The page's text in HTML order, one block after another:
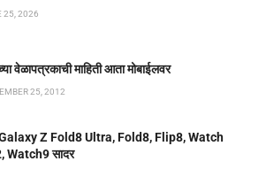
25, 2026
वेळापत्रकाची माहिती आता मोबाईलवर
25, 2012
Z Fold8 Ultra, Fold8, Flip8, Watch
Watch9 सादर